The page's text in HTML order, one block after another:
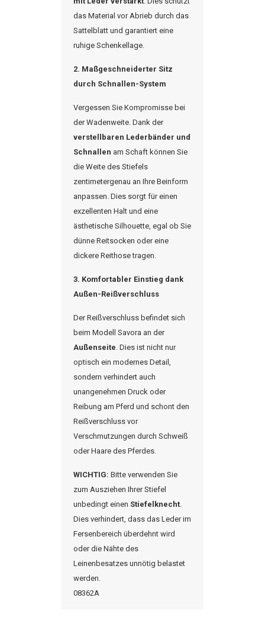
das Material vor Abrieb durch das
Sattelblatt und garantiert eine
ruhige Schenkellage.
2. Maßgeschneiderter Sitz
durch Schnallen-System
Vergessen Sie Kompromisse bei
der Wadenweite. Dank der
verstellbaren Lederbänder und
Schnallen am Schaft können Sie
die Weite des Stiefels
zentimetergenau an Ihre Beinform
anpassen. Dies sorgt für einen
exzellenten Halt und eine
ästhetische Silhouette, egal ob Sie
dünne Reitsocken oder eine
dickere Reithose tragen.
3. Komfortabler Einstieg dank
Außen-Reißverschluss
Der Reißverschluss befindet sich
beim Modell Savora an der
Außenseite. Dies ist nicht nur
optisch ein modernes Detail,
sondern verhindert auch
unangenehmen Druck oder
Reibung am Pferd und schont den
Reißverschluss vor
Verschmutzungen durch Schweiß
oder Haare des Pferdes.
WICHTIG: Bitte verwenden Sie
zum Ausziehen Ihrer Stiefel
unbedingt einen Stiefelknecht.
Dies verhindert, dass das Leder im
Fersenbereich überdehnt wird
oder die Nähte des
Leinenbesatzes unnötig belastet
werden.
08362A